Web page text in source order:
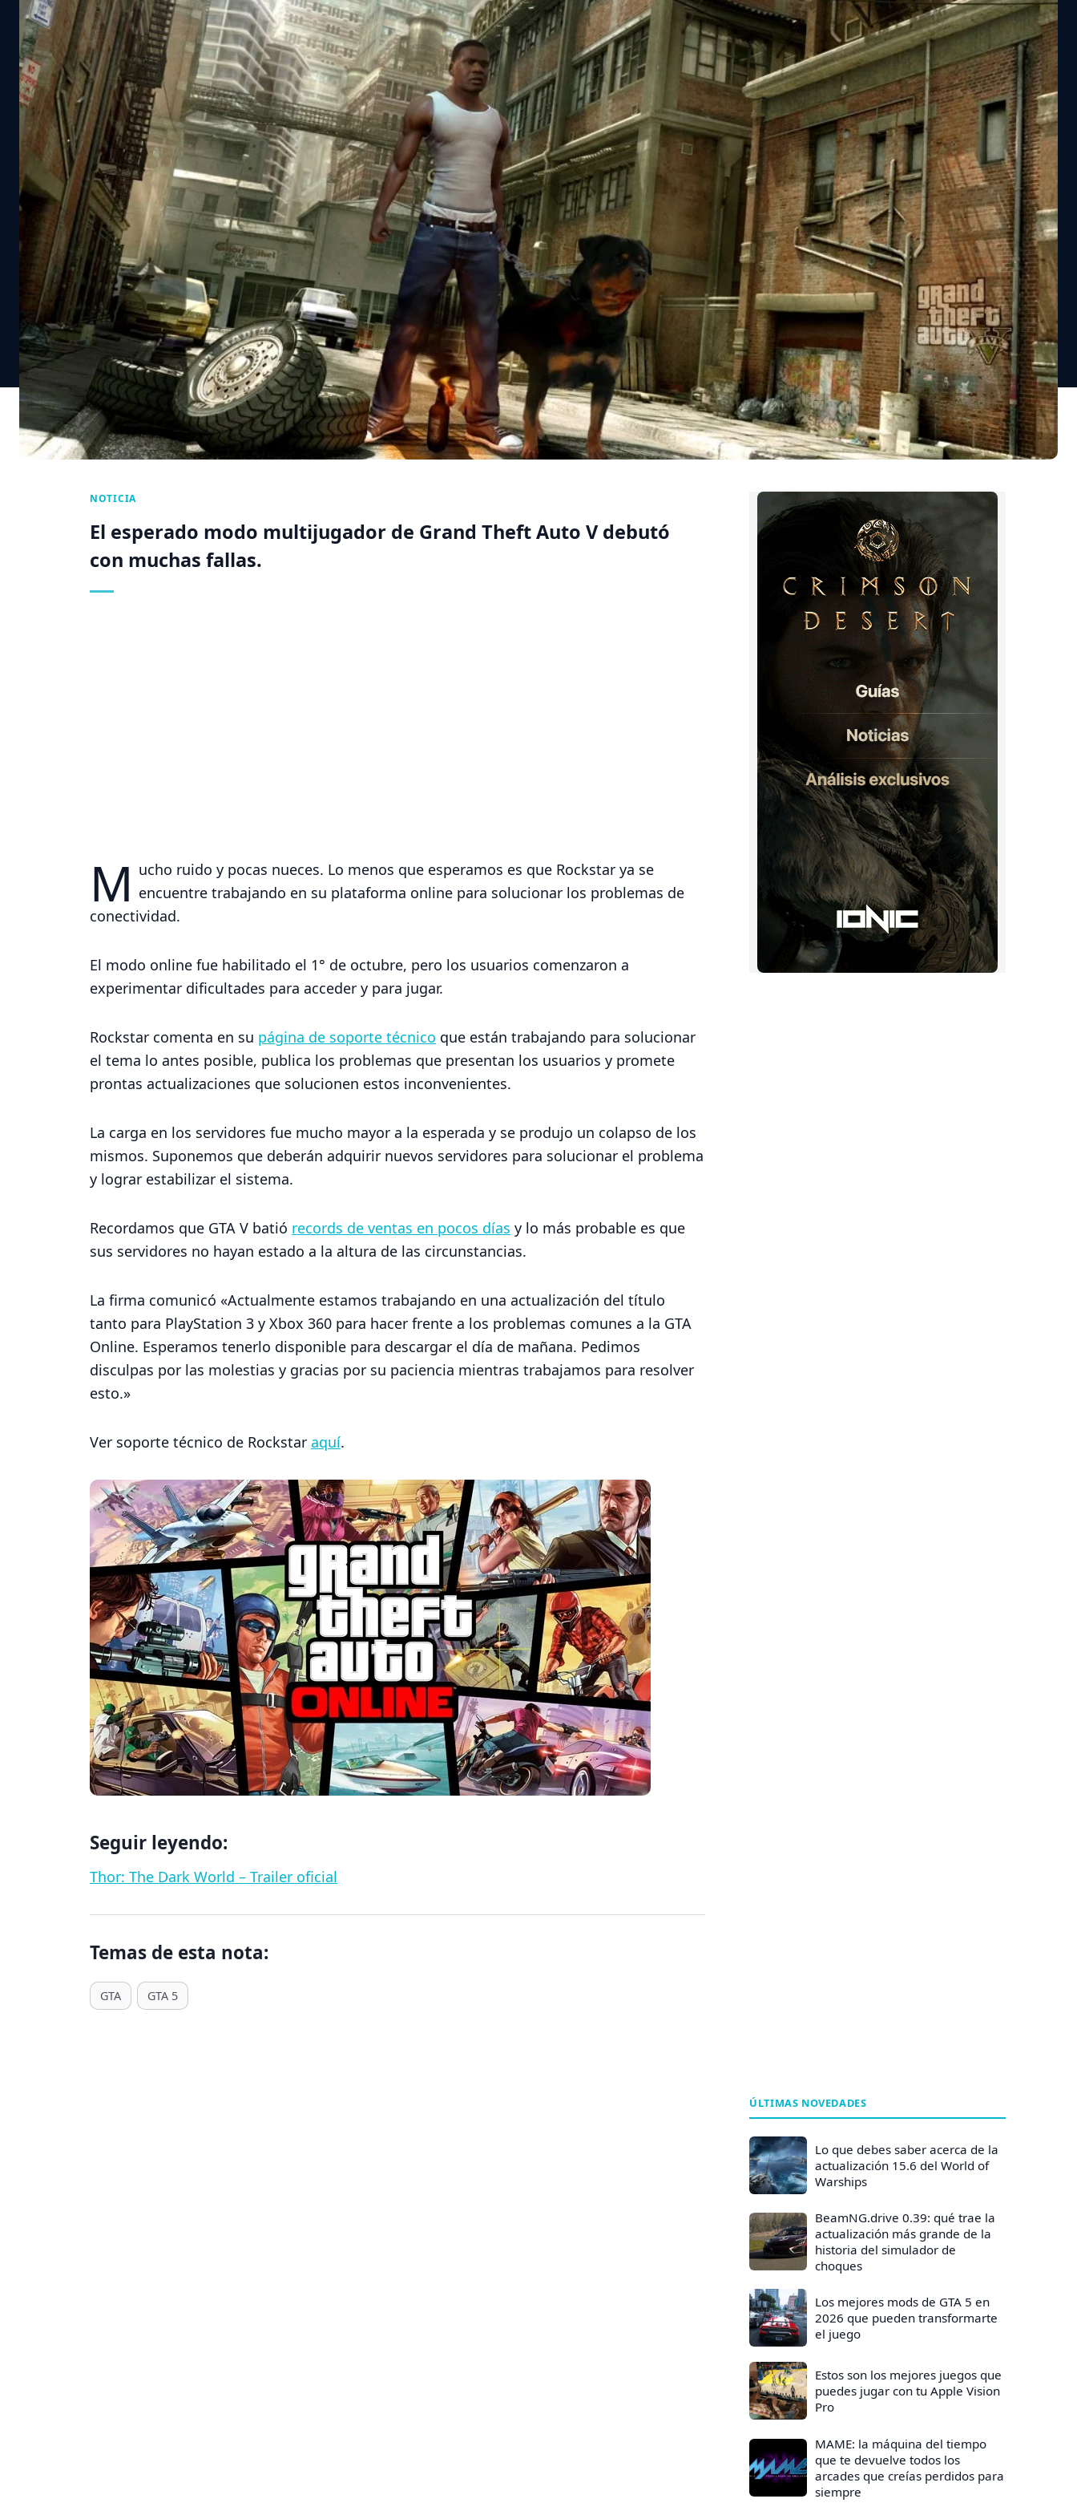
NOTICIA
El esperado modo multijugador de Grand Theft Auto V debutó
con muchas fallas.
M ucho ruido y pocas nueces. Lo menos que esperamos es que Rockstar ya se
encuentre trabajando en su plataforma online para solucionar los problemas de
conectividad.
El modo online fue habilitado el 1° de octubre, pero los usuarios comenzaron a
experimentar dificultades para acceder y para jugar.
Rockstar comenta en su página de soporte técnico que están trabajando para solucionar
el tema lo antes posible, publica los problemas que presentan los usuarios y promete
prontas actualizaciones que solucionen estos inconvenientes.
La carga en los servidores fue mucho mayor a la esperada y se produjo un colapso de los
mismos. Suponemos que deberán adquirir nuevos servidores para solucionar el problema
y lograr estabilizar el sistema.
Recordamos que GTA V batió records de ventas en pocos días y lo más probable es que
sus servidores no hayan estado a la altura de las circunstancias.
La firma comunicó «Actualmente estamos trabajando en una actualización del título
tanto para PlayStation 3 y Xbox 360 para hacer frente a los problemas comunes a la GTA
Online. Esperamos tenerlo disponible para descargar el día de mañana. Pedimos
disculpas por las molestias y gracias por su paciencia mientras trabajamos para resolver
esto.»
Ver soporte técnico de Rockstar aquí.
Seguir leyendo:
Thor: The Dark World – Trailer oficial
Temas de esta nota:
T
a
GTA GTA 5
ÚLTIMAS NOVEDADES
Lo que debes saber acerca de la
actualización 15.6 del World of
Warships
BeamNG.drive 0.39: qué trae la
actualización más grande de la
historia del simulador de
choques
Los mejores mods de GTA 5 en
2026 que pueden transformarte
el juego
Estos son los mejores juegos que
puedes jugar con tu Apple Vision
Pro
MAME: la máquina del tiempo
que te devuelve todos los
arcades que creías perdidos para
siempre